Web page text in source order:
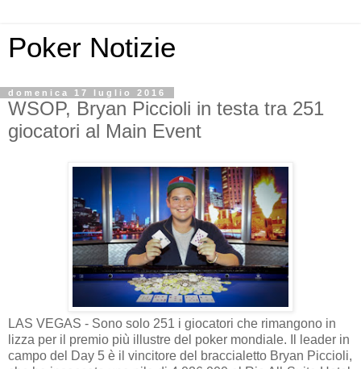
Poker Notizie
domenica 17 luglio 2016
WSOP, Bryan Piccioli in testa tra 251
giocatori al Main Event
LAS VEGAS - Sono solo 251 i giocatori che rimangono in
lizza per il premio più illustre del poker mondiale. Il leader in
campo del Day 5 è il vincitore del braccialetto Bryan Piccioli,